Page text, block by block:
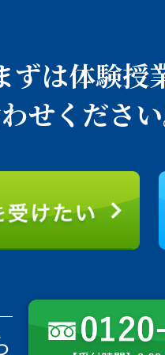
ずは体験授
せくださ